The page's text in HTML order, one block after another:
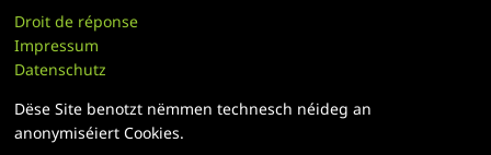
Droit de réponse
Impressum
Datenschutz
Dëse Site benotzt nëmmen technesch néideg an
anonymiséiert Cookies.